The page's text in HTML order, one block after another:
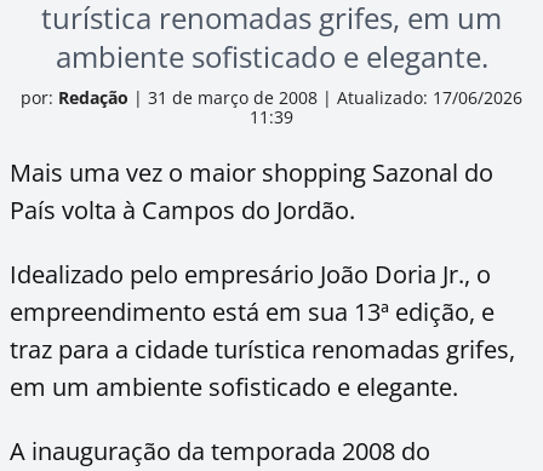
turística renomadas grifes, em um
ambiente sofisticado e elegante.
por: Redação | 31 de março de 2008 | Atualizado: 17/06/2026
11:39
Mais uma vez o maior shopping Sazonal do
País volta à Campos do Jordão.
Idealizado pelo empresário João Doria Jr., o
empreendimento está em sua 13ª edição, e
traz para a cidade turística renomadas grifes,
em um ambiente sofisticado e elegante.
A inauguração da temporada 2008 do